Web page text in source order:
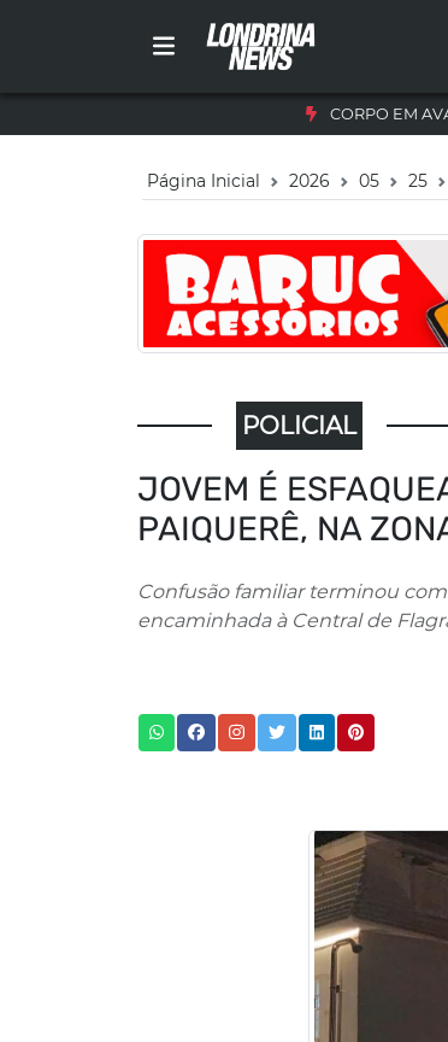
CORPO EM
Página Inicial 2026 05 25
POLICIAL
JOVEM É
PAIQUERÊ, NA
Confusão familiar terminou
encaminhada à Central de